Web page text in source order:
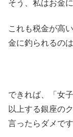
そう、私はお金
これも税金が高
金に釣られるの
できれば、「女
以上する銀座の
言ったらダメです